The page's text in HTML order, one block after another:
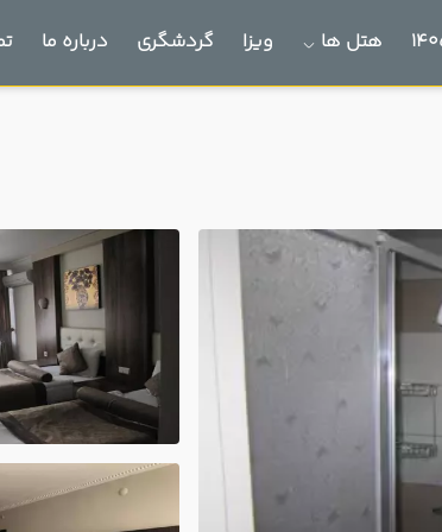
هتل ها ویزا گردشگری درباره ما